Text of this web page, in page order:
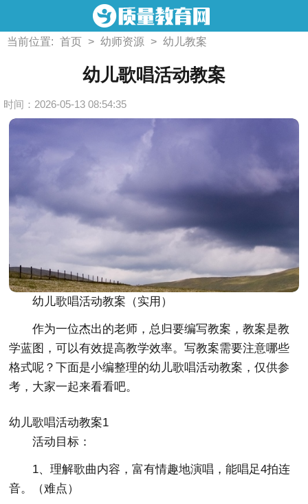
当前位置: 首页 > 幼师资源 > 幼儿教案
幼儿歌唱活动教案
时间：2026-05-13 08:54:35
幼儿歌唱活动教案（实用）
作为一位杰出的老师，总归要编写教案，教案是教
学蓝图，可以有效提高教学效率。写教案需要注意哪些
格式呢？下面是小编整理的幼儿歌唱活动教案，仅供参
考，大家一起来看看吧。
幼儿歌唱活动教案1
活动目标：
1、理解歌曲内容，富有情趣地演唱，能唱足4拍连
音。（难点）